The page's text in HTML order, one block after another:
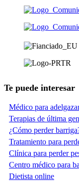
Te puede interesar
Médico para
Terapias de última
¿Cómo perder
Tratamiento para
Clínica para perder
Centro médico para
Dietista online